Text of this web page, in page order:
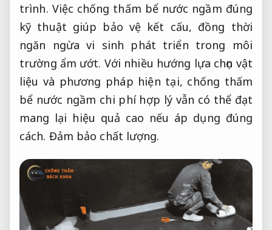
trình. Việc chống thấm bể nước ngầm đúng
kỹ thuật giúp bảo vệ kết cấu, đồng thời
ngăn ngừa vi sinh phát triển trong môi
trường ẩm ướt. Với nhiều hướng lựa chọn vật
liệu và phương pháp hiện tại, chống thấm
bể nước ngầm chi phí hợp lý vẫn có thể đạt
mang lại hiệu quả cao nếu áp dụng đúng
cách. Đảm bảo chất lượng.